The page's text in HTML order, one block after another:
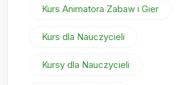
Kurs Animatora Zabaw i Gier
Kurs dla Nauczycieli
Kursy dla Nauczycieli